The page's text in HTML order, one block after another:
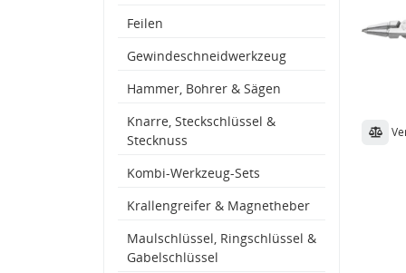
Feilen
Gewindeschneidwerkzeug
Hammer, Bohrer & Sägen
Knarre, Steckschlüssel &
Stecknuss
Kombi-Werkzeug-Sets
Krallengreifer & Magnetheber
Maulschlüssel, Ringschlüssel &
Gabelschlüssel